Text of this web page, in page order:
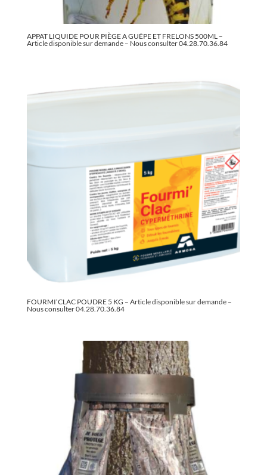
APPAT LIQUIDE POUR PIÈGE A GUÊPE ET FRELONS 500ML –
Article disponible sur demande – Nous consulter 04.28.70.36.84
FOURMI’CLAC POUDRE 5 KG – Article disponible sur demande –
Nous consulter 04.28.70.36.84